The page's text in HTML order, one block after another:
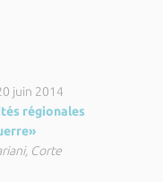
juin 2014
régionales
Corte